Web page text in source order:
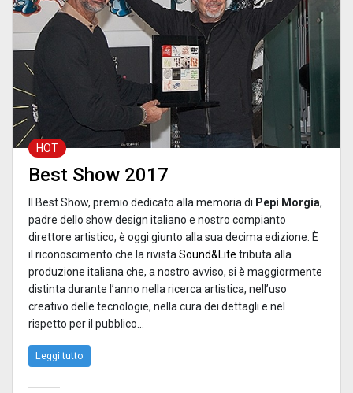
HOT
Best Show 2017
Il Best Show, premio dedicato alla memoria di Pepi Morgia,
padre dello show design italiano e nostro compianto
direttore artistico, è oggi giunto alla sua decima edizione. È
il riconoscimento che la rivista Sound&Lite tributa alla
produzione italiana che, a nostro avviso, si è maggiormente
distinta durante l’anno nella ricerca artistica, nell’uso
creativo delle tecnologie, nella cura dei dettagli e nel
rispetto per il pubblico...
Leggi tutto